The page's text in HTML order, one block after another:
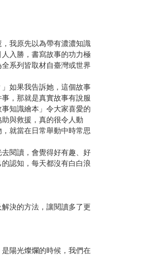
我原先以為帶有濃濃知識
入勝，書寫故事的功力極
系列皆取材自臺灣或世界
如果我告訴她，這個故事
，那就是真實故事有說服
知識繪本」令大家喜愛的
與救援，真的很令人動
就當在日常舉動中時常思
閱讀，會覺得好有趣、好
認知，每天都沒有白白浪
決的方法，讓閱讀多了更
陽光燦爛的時候，我們在